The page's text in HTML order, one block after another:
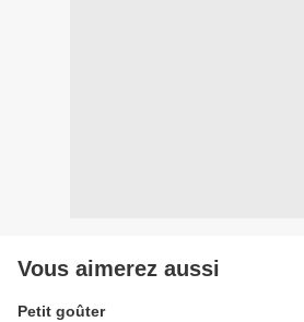
Vous aimerez aussi
Petit goûter